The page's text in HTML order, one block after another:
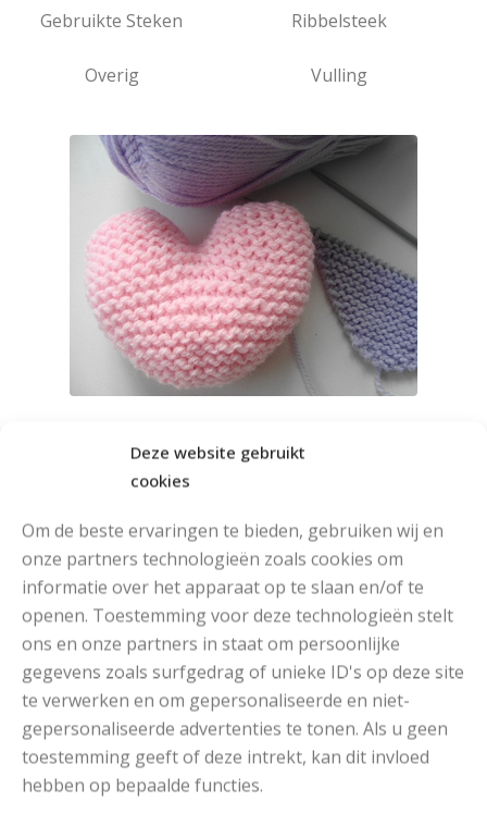
Deze website gebruikt
cookies
Om de beste ervaringen te bieden, gebruiken wij en
onze partners technologieën zoals cookies om
informatie over het apparaat op te slaan en/of te
openen. Toestemming voor deze technologieën stelt
ons en onze partners in staat om persoonlijke
gegevens zoals surfgedrag of unieke ID's op deze site
te verwerken en om gepersonaliseerde en niet-
gepersonaliseerde advertenties te tonen. Als u geen
toestemming geeft of deze intrekt, kan dit invloed
hebben op bepaalde functies.
Gebruikte Steken Ribbelsteek
Overig Vulling
Ga naar het patroon